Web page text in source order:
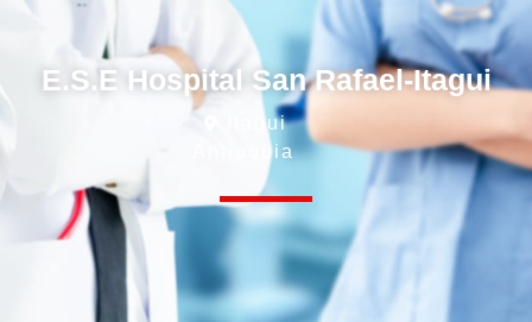
E.S.E Hospital San Rafael-Itagui
Itagui
Antioquia